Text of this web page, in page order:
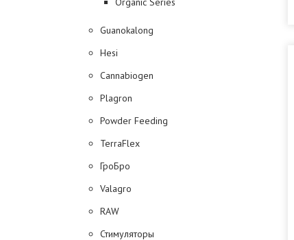
Guanokalong
Hesi
Cannabiogen
Plagron
Powder Feeding
TerraFlex
ГроБро
Valagro
RAW
Стимуляторы